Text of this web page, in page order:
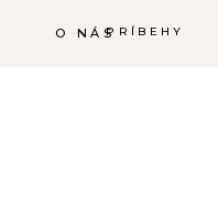
O NÁSPRÍBEHY